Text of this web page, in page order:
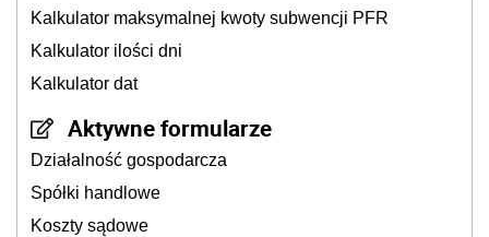
Kalkulator maksymalnej kwoty subwencji PFR
Kalkulator ilości dni
Kalkulator dat
Aktywne formularze
Działalność gospodarcza
Spółki handlowe
Koszty sądowe